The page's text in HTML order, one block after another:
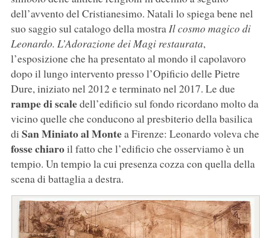
dell’avvento del Cristianesimo. Natali lo spiega bene nel
suo saggio sul catalogo della mostraIl cosmo magico di
Leonardo. L’Adorazione dei Magi restaurata,
l’esposizione che ha presentato al mondo il capolavoro
dopo il lungo intervento presso l’Opificio delle Pietre
Dure, iniziato nel 2012 e terminato nel 2017. Le due
rampe di scaledell’edificio sul fondo ricordano molto da
vicino quelle che conducono al presbiterio della basilica
di San Miniato al Montea Firenze: Leonardo voleva che
fosse chiaroil fatto che l’edificio che osserviamo è un
tempio. Un tempio la cui presenza cozza con quella della
scena di battaglia a destra.